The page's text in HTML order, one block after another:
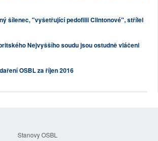
šílenec, "vyšetřující pedofilii Clintonové", střílel
Nejvyššího soudu jsou ostudně vláčeni
OSBL za říjen 2016
Stanovy OSBL